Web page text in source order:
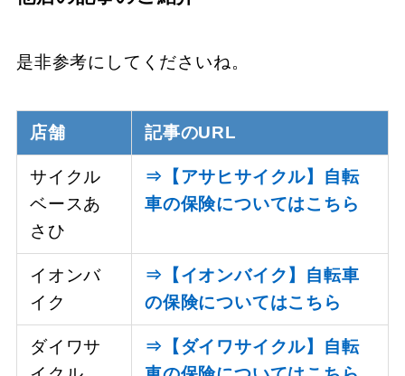
是非参考にしてくださいね。
店舗 記事のURL
サイクル
ベースあ
さひ
⇒【アサヒサイクル】自転
車の保険についてはこちら
イオンバ
イク
⇒【イオンバイク】自転車
の保険についてはこちら
ダイワサ
⇒【ダイワサイクル】自転